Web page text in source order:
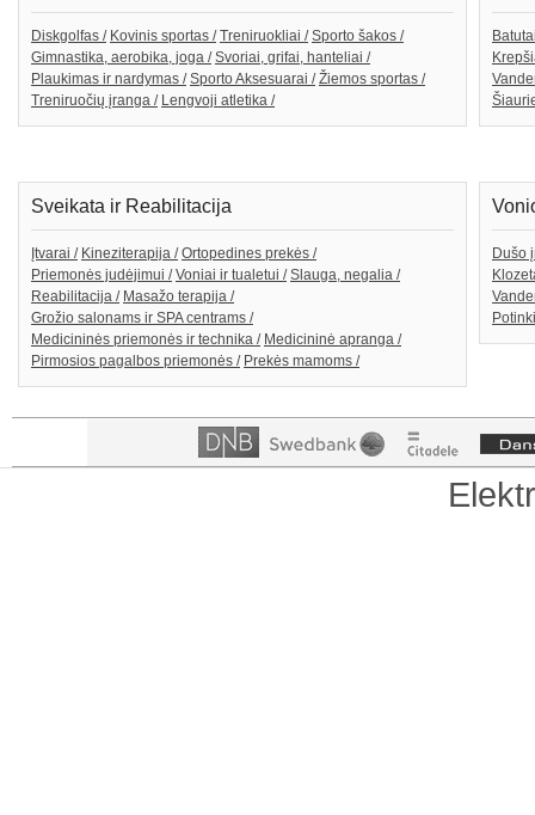
Diskgolfas / Kovinis sportas / Treniruokliai / Sporto šakos /
Gimnastika, aerobika, joga / Svoriai, grifai, hanteliai /
Plaukimas ir nardymas / Sporto Aksesuarai / Žiemos sportas /
Treniruočių įranga / Lengvoji atletika /
Sveikata ir Reabilitacija
Įtvarai / Kineziterapija / Ortopedines prekės /
Priemonės judėjimui / Voniai ir tualetui / Slauga, negalia /
Reabilitacija / Masažo terapija /
Grožio salonams ir SPA centrams /
Medicininės priemonės ir technika / Medicininė apranga /
Pirmosios pagalbos priemonės / Prekės mamoms /
Dušo